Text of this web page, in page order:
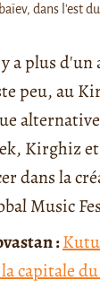
dans l'est
a plus
peu, au
Kirghiz
dans la
Music
:
capitale